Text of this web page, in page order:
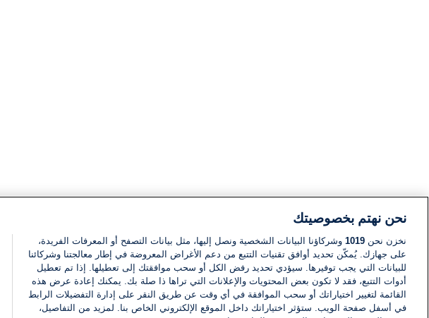
نحن نهتم بخصوصيتك
نخزن نحن 1019 وشركاؤنا البيانات الشخصية ونصل إليها، مثل بيانات التصفح أو المعرفات الفريدة،
على جهازك. يُمكّن تحديد أوافق تقنيات التتبع من دعم الأغراض المعروضة في إطار معالجتنا وشركائنا
للبيانات التي يجب توفيرها. سيؤدي تحديد رفض الكل أو سحب موافقتك إلى تعطيلها. إذا تم تعطيل
أدوات التتبع، فقد لا تكون بعض المحتويات والإعلانات التي تراها ذا صلة بك. يمكنك إعادة عرض هذه
القائمة لتغيير اختياراتك أو سحب الموافقة في أي وقت عن طريق النقر على إدارة التفضيلات الرابط
في أسفل صفحة الويب. ستؤثر اختياراتك داخل الموقع الإلكتروني الخاص بنا. لمزيد من التفاصيل،